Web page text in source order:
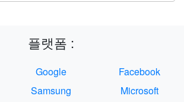
플랫폼 :
Google
Facebook
Samsung
Microsoft